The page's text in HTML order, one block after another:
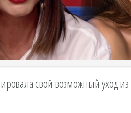
свой возможный уход из